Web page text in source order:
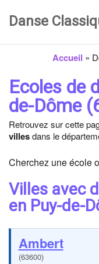
Danse
Accueil »
Ecoles de
de-Dôme
Retrouvez sur cette
villesdans le
Cherchez une école
Villes avec
en Puy-de-
Ambert
(63600)